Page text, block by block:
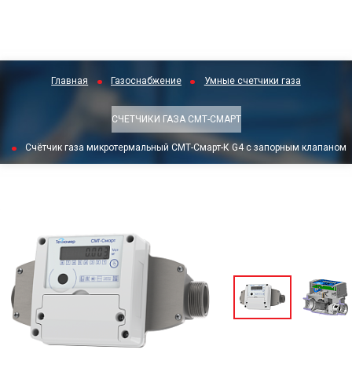
Главная Газоснабжение Умные счетчики газа
СЧЕТЧИКИ ГАЗА СМТ-СМАРТ
Счётчик газа микротермальный СМТ-Смарт-К G4 с запорным клапаном